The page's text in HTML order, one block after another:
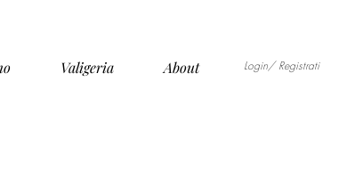
Valigeria About Login/ Registrati